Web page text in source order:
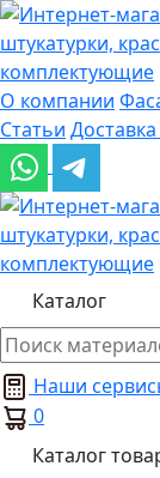
О компании
Статьи
Каталог
Наши
0
Каталог